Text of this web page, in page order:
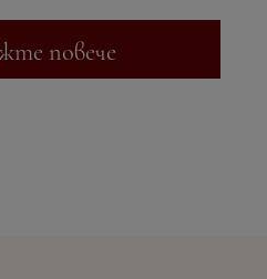
повече